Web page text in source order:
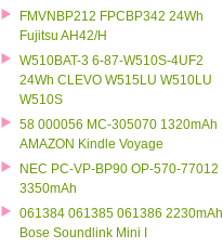
FMVNBP212 FPCBP342 24Wh
Fujitsu AH42/H
W510BAT-3 6-87-W510S-4UF2
24Wh CLEVO W515LU W510LU
W510S
58 000056 MC-305070 1320mAh
AMAZON Kindle Voyage
NEC PC-VP-BP90 OP-570-77012
3350mAh
061384 061385 061386 2230mAh
Bose Soundlink Mini I